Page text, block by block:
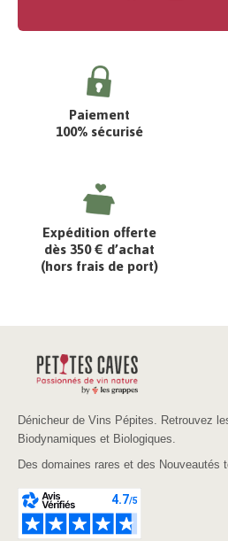
Paiement
100% sécurisé
Expédition offerte
dès 350 € d’achat
(hors frais de port)
Dénicheur de Vins Pépites. Retrouvez
Biodynamiques et Biologiques.
Des domaines rares et des Nouveautés